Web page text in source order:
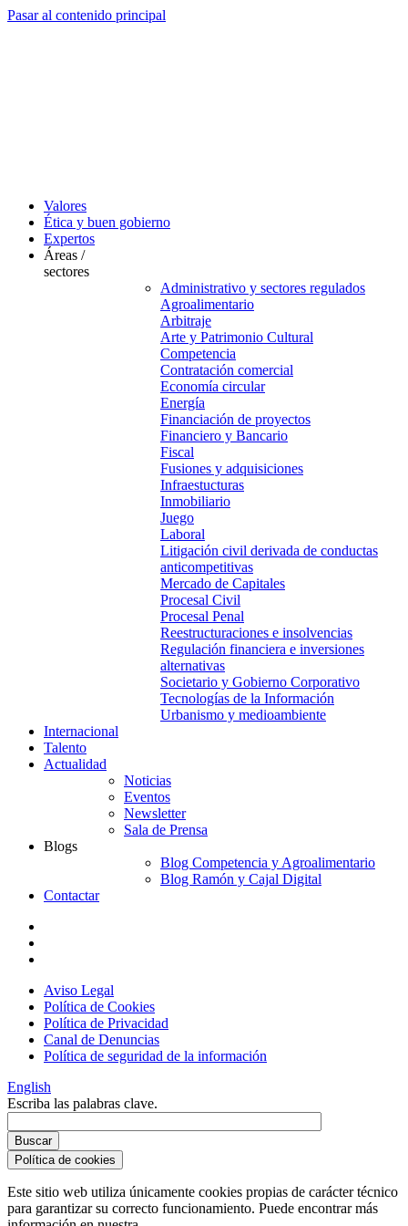
Pasar al contenido principal
Valores
Ética y buen gobierno
Expertos
Áreas /
sectores
Administrativo y sectores regulados
Agroalimentario
Arbitraje
Arte y Patrimonio Cultural
Competencia
Contratación comercial
Economía circular
Energía
Financiación de proyectos
Financiero y Bancario
Fiscal
Fusiones y adquisiciones
Infraestucturas
Inmobiliario
Juego
Laboral
Litigación civil derivada de conductas
anticompetitivas
Mercado de Capitales
Procesal Civil
Procesal Penal
Reestructuraciones e insolvencias
Regulación financiera e inversiones
alternativas
Societario y Gobierno Corporativo
Tecnologías de la Información
Urbanismo y medioambiente
Internacional
Talento
Actualidad
Noticias
Eventos
Newsletter
Sala de Prensa
Blogs
Blog Competencia y Agroalimentario
Blog Ramón y Cajal Digital
Contactar
Aviso Legal
Política de Cookies
Política de Privacidad
Canal de Denuncias
Política de seguridad de la información
English
Escriba las palabras clave.
Política de cookies
Este sitio web utiliza únicamente cookies propias de carácter técnico
para garantizar su correcto funcionamiento. Puede encontrar más